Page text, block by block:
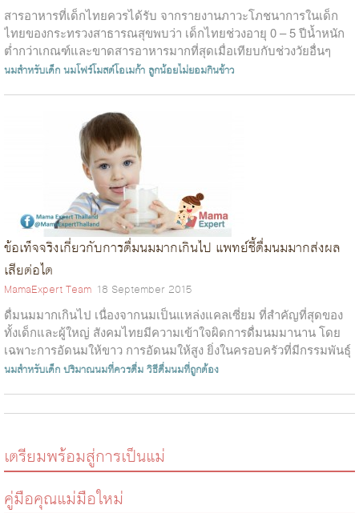
สารอาหารที่เด็กไทยควรได้รับ จากรายงานภาวะโภชนาการในเด็ก
ไทยของกระทรวงสาธารณสุขพบว่า เด็กไทยช่วงอายุ 0 – 5 ปีน้ำหนัก
ต่ำกว่าเกณฑ์และขาดสารอาหารมากที่สุดเมื่อเทียบกับช่วงวัยอื่นๆ
ภาวะขาดโภชนาการ...
นมสำหรับเด็กนมโฟร์โมสต์โอเมก้า ลูกน้อยไม่ยอมกินข้าว
ข้อเท็จจริงเกี่ยวกับการดื่มนมมากเกินไป แพทย์ชี้ดื่มนมมากส่งผล
เสียต่อไต
MamaExpert Team 18 September 2015
ดื่มนมมากเกินไป เนื่องจากนมเป็นแหล่งแคลเซี่ยม ที่สำคัญที่สุดของ
ทั้งเด็กและผู้ใหญ่ สังคมไทยมีความเข้าใจผิดการดื่มนมมานาน โดย
เฉพาะการอัดนมให้ขาว การอัดนมให้สูง ยิ่งในครอบครัวที่มีกรรมพันธุ์
ไม่สูง คุณ...
นมสำหรับเด็กปริมาณนมที่ควรดื่มวิธีดื่มนมที่ถูกต้อง
เตรียมพร้อมสู่การเป็นแม่
คู่มือคุณแม่มือใหม่